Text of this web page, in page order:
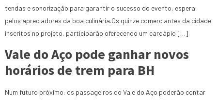
tendas e sonorização para garantir o sucesso do evento, espera
pelos apreciadores da boa culinária.Os quinze comerciantes da cidade
inscritos no projeto, participarão oferecendo um cardápio […]
Vale do Aço pode ganhar novos
horários de trem para BH
Num futuro próximo, os passageiros do Vale do Aço poderão contar